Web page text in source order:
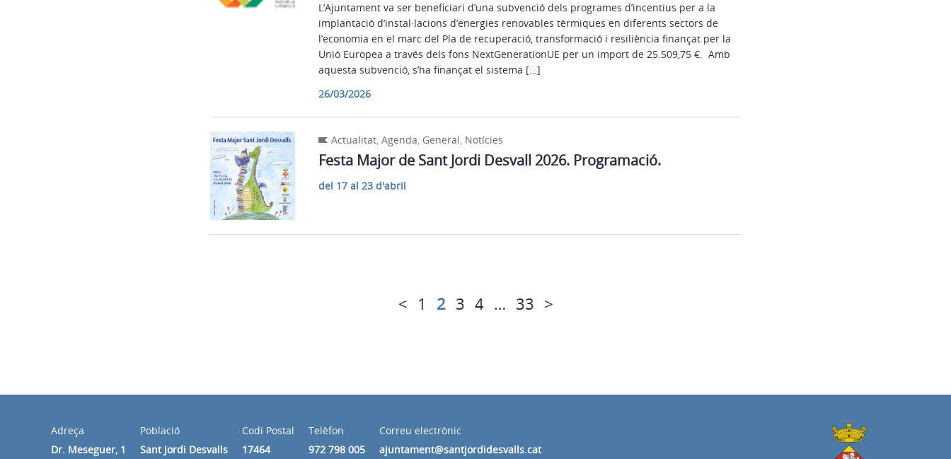
L’Ajuntament va ser beneficiari d’una subvenció dels programes d’incentius per a la
implantació d’instal·lacions d’energies renovables tèrmiques en diferents sectors de
l’economia en el marc del Pla de recuperació, transformació i resiliència finançat per la
Unió Europea a través dels fons NextGenerationUE per un import de 25.509,75 €. Amb
aquesta subvenció, s’ha finançat el sistema […]
26/03/2026
Actualitat, Agenda, General, Notícies
Festa Major de Sant Jordi Desvall 2026. Programació.
del 17 al 23 d'abril
< 1 2 3 4 … 33 >
Adreça
Dr. Meseguer, 1
Població
Sant Jordi Desvalls
Codi Postal
17464
Telèfon
972 798 005
Correu electrònic
ajuntament@santjordidesvalls.cat